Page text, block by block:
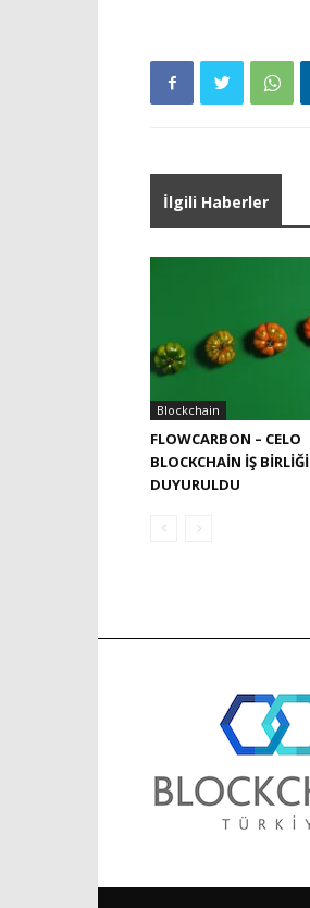
İlgili Haberler
Blockchain
FLOWCARBON – CELO
BLOCKCHAIN IŞ BIRLIĞI
DUYURULDU